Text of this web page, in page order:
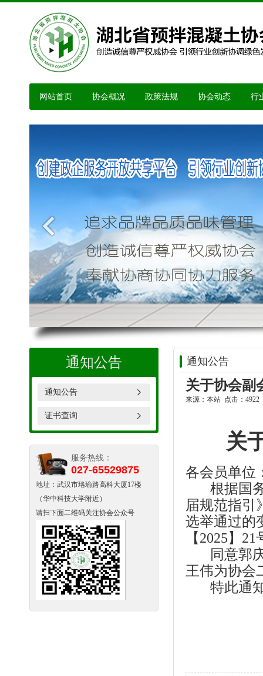
网站首页 协会概况 政策法规 协会动态 行
通知公告
通知公告
证书查询
服务热线：
027-65529875
地址：武汉市珞瑜路高科大厦17楼
（华中科技大学附近）
请扫下面二维码关注协会公众号
通知公告
关于协会副
来源：本站 点击：4922
关
各会员单位
根据国务
届规范指引
选举通过的
【2025】
同意郭庆
王伟为协会
特此通